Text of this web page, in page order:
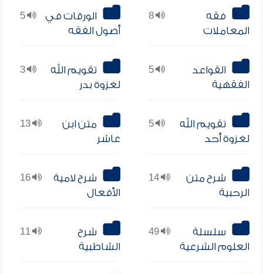
8
فقه
المعاملات
5
الورقات في
أصول الفقه
5
القواعد
الفقهية
3
تقويم الله
لغزوة بدر
5
تقويم الله
لغزوة أحد
13
متن ابن
عاشر
14
شرح متن
الرحبية
16
شرح لامية
الأفعال
49
سلسلة
العلوم الشرعية
11
شرح
الشاطبية